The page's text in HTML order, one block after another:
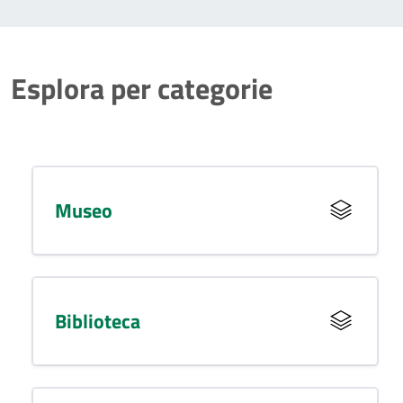
Esplora per categorie
Museo
Biblioteca